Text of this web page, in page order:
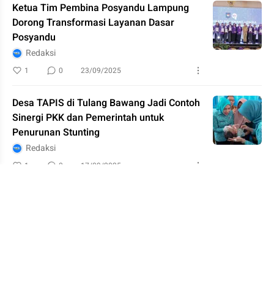
Ketua Tim Pembina Posyandu Lampung
Dorong Transformasi Layanan Dasar
Posyandu
Redaksi
1 0 23/09/2025
Desa TAPIS di Tulang Bawang Jadi Contoh
Sinergi PKK dan Pemerintah untuk
Penurunan Stunting
Redaksi
1 0 17/09/2025